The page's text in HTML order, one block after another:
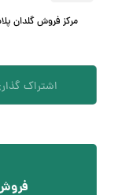
مرکز فروش گلدان